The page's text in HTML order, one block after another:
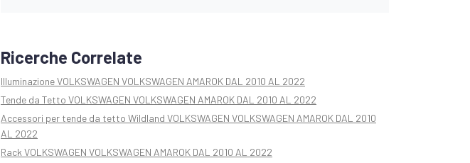
Ricerche Correlate
Illuminazione VOLKSWAGEN VOLKSWAGEN AMAROK DAL 2010 AL 2022
Tende da Tetto VOLKSWAGEN VOLKSWAGEN AMAROK DAL 2010 AL 2022
Accessori per tende da tetto Wildland VOLKSWAGEN VOLKSWAGEN AMAROK DAL 2010
AL 2022
Rack VOLKSWAGEN VOLKSWAGEN AMAROK DAL 2010 AL 2022